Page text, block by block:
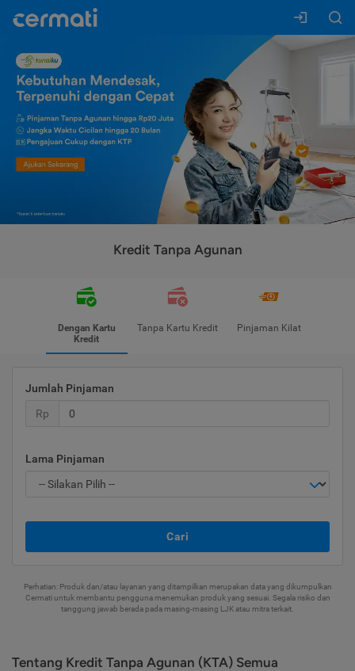
Kredit Tanpa Agunan
Dengan Kartu
Kredit
Tanpa Kartu Kredit Pinjaman Kilat
Jumlah Pinjaman
Rp
Lama Pinjaman
Cari
Perhatian: Produk dan/atau layanan yang ditampilkan merupakan data yang dikumpulkan
Cermati untuk membantu pengguna menemukan produk yang sesuai. Segala risiko dan
tanggung jawab berada pada masing-masing LJK atau mitra terkait.
Tentang Kredit Tanpa Agunan (KTA) Semua